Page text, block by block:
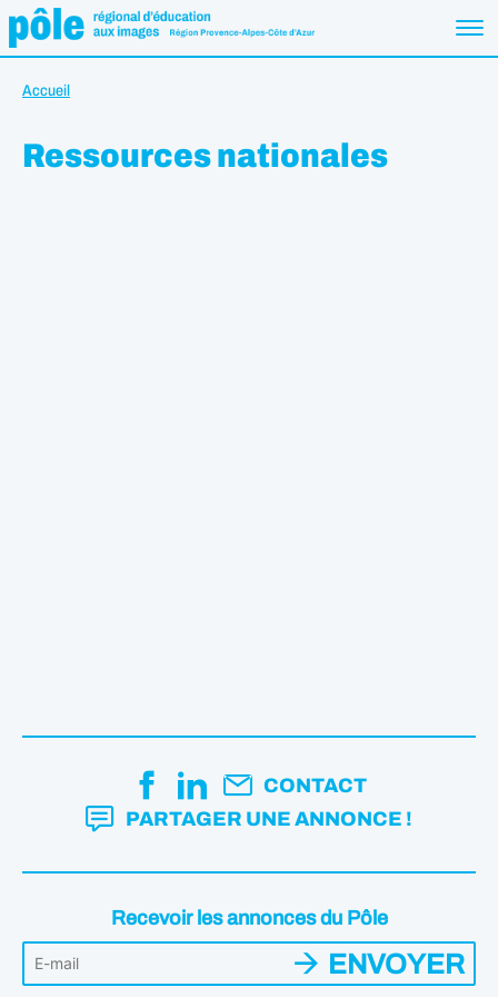
Accueil
Ressources nationales
CONTACT
PARTAGER UNE ANNONCE !
Recevoir les annonces du Pôle
ENVOYER